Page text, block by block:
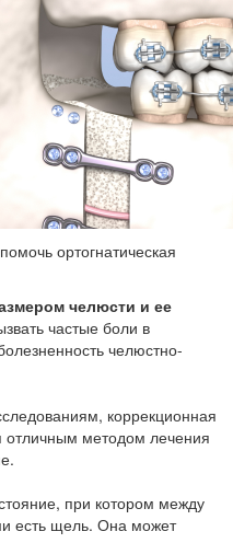
ортогнатическая
челюсти и ее
частые боли в
челюстно-
коррекционная
отличным методом лечения
при котором между
есть щель. Она может